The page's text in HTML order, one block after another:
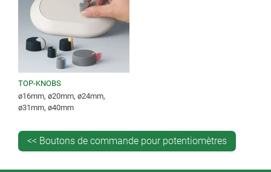
TOP-KNOBS
ø16mm, ø20mm, ø24mm,
ø31mm, ø40mm
<< Boutons de commande pour potentiomètres